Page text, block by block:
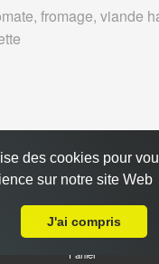
fromage, viande
fromage, viande
Panier
des cookies pour
sur notre site Web
J'ai compris